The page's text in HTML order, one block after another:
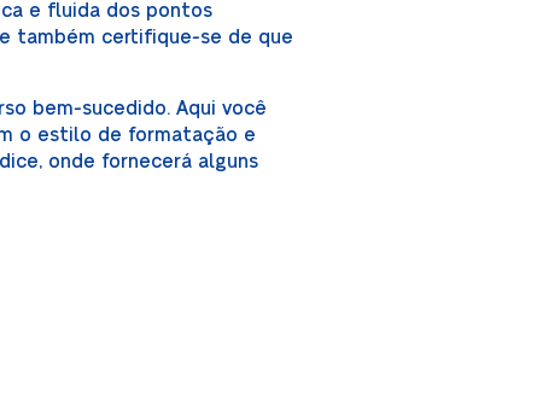
e fluida dos pontos
também certifique-se de que
bem-sucedido. Aqui você
o estilo de formatação e
onde fornecerá alguns